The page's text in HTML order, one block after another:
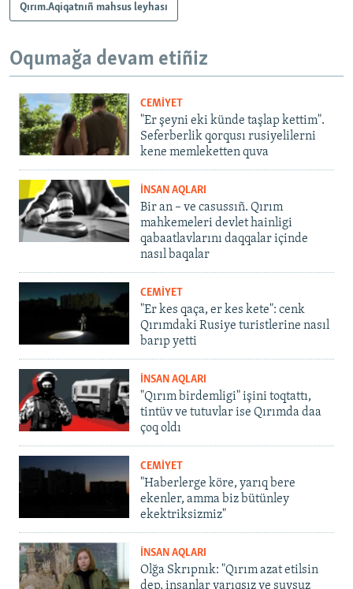
Qırım.Aqiqatnıñ mahsus leyhası
Oqumağa devam etiñiz
CEMİYET
"Er şeyni eki künde taşlap kettim".
Seferberlik qorqusı rusiyelilerni
kene memleketten quva
İNSAN AQLARI
Bir an – ve casussıñ. Qırım
mahkemeleri devlet hainligi
qabaatlavlarını daqqalar içinde
nasıl baqalar
CEMİYET
"Er kes qaça, er kes kete": cenk
Qırımdaki Rusiye turistlerine nasıl
barıp yetti
İNSAN AQLARI
"Qırım birdemligi" işini toqtattı,
tintüv ve tutuvlar ise Qırımda daa
çoq oldı
CEMİYET
"Haberlerge köre, yarıq bere
ekenler, amma biz bütünley
ekektriksizmiz"
İNSAN AQLARI
Olğa Skrıpnık: "Qırım azat etilsin
dep, insanlar yarıqsız ve suvsuz